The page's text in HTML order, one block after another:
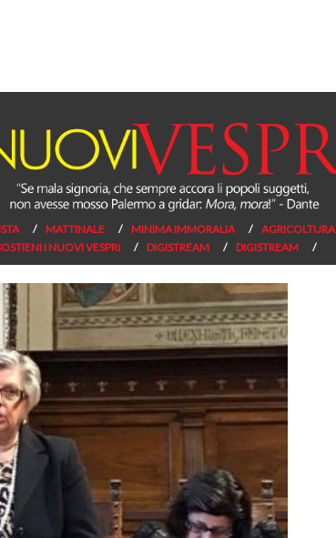
MATTINALE MINIMA IMMORALIA AGRICOLTURA
I NUOVI VESPRI DIGISTREAM DIGISTREAM